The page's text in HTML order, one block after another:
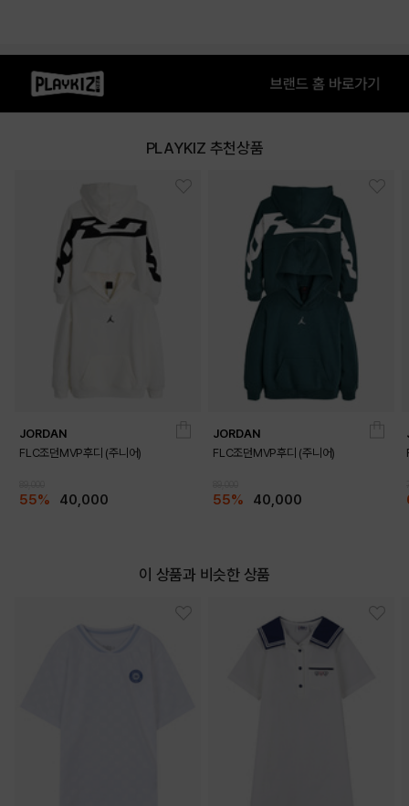
상품특징
• 면 혼방 소재 반팔 티셔츠
• 전면에 나이키 로고와 아트워크로 포인트를 준 제품
WHITE
PRODUCT VIEW
PLAYKIZ 추천상품
JORDAN
FLC조던MVP후디 (주니어)
55% 40,000
JORDAN
FLC조던MVP후디 (주니어)
55% 40,000
이 상품과 비슷한 상품